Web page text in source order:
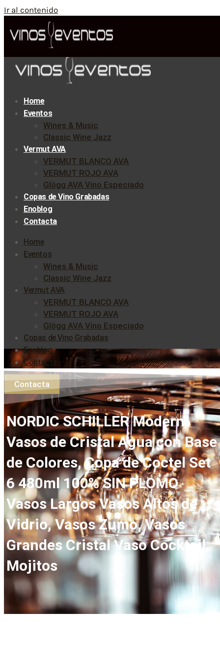
Ir al contenido
Home
Eventos
Wines & Music
Classic Wine Jazz
Vermut AVA
VERMUT BLANCO AVA
VERMUT ROJO AVA
Glögg AVA Vino Especiado
Copas de Vino Grabadas
Enoblog
Contacta
Home
Eventos
Wines & Music
Classic Wine Jazz
Vermut AVA
VERMUT BLANCO AVA
VERMUT ROJO AVA
Glögg AVA Vino Especiado
Copas de Vino Grabadas
Enoblog
Contacta
Contacta
NORDIC SCHILLER Modern
Vasos de Cristal Agua con Base
de Colores, Copa de Coctel Set
6 480ml 100% SIN PLOMO
Vasos Largos Vasos Altos de
Vidrio, Vasos Zumo, Vasos
Grandes Cristal Vaso Cocktail,
Mojitos